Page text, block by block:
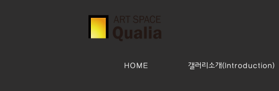
HOME 갤러리소개(Introduction)